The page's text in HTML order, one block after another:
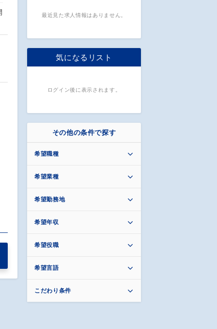
最近見た求人情報はありません。
気になるリスト
ログイン後に表示されます。
その他の条件で探す
希望職種
希望業種
希望勤務地
希望年収
希望役職
希望言語
こだわり条件